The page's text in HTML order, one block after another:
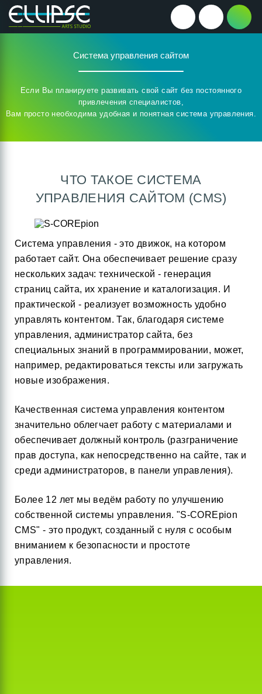
Система управления сайтом
Если Вы планируете развивать свой сайт без постоянного
привлечения специалистов,
Вам просто необходима удобная и понятная система управления.
ЧТО ТАКОЕ СИСТЕМА
УПРАВЛЕНИЯ САЙТОМ (CMS)
Система управления - это движок, на котором
работает сайт. Она обеспечивает решение сразу
нескольких задач: технической - генерация
страниц сайта, их хранение и каталогизация. И
практической - реализует возможность удобно
управлять контентом. Так, благодаря системе
управления, администратор сайта, без
специальных знаний в программировании, может,
например, редактироваться тексты или загружать
новые изображения.
Качественная система управления контентом
значительно облегчает работу с материалами и
обеспечивает должный контроль (разграничение
прав доступа, как непосредственно на сайте, так и
среди администраторов, в панели управления).
Более 12 лет мы ведём работу по улучшению
собственной системы управления. "S-COREpion
CMS" - это продукт, созданный с нуля с особым
вниманием к безопасности и простоте
управления.